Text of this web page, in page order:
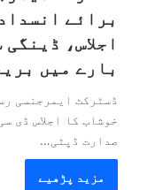
برائے
اجلاس،
بارے میں
ڈسٹرکٹ ایمرجنسی
خوشاب کا اجلاس ڈی
صدارت ڈپٹی…
مزید پڑھیے